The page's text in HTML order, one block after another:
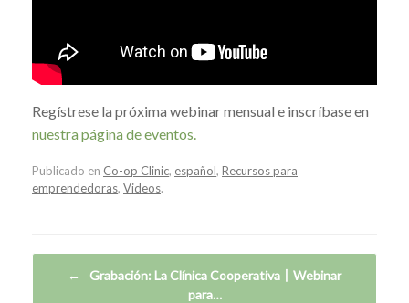
Regístrese la próxima webinar mensual e inscríbase en
nuestra página de eventos.
Publicado en Co-op Clinic, español, Recursos para
emprendedoras, Videos.
←
Grabación: La Clínica Cooperativa丨Webinar
para…